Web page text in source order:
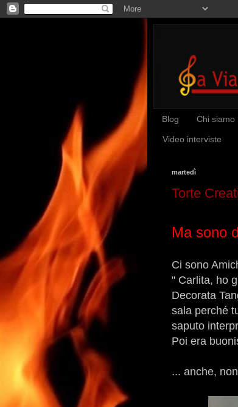
Blog Chi siamo
Video interviste
martedì
Torte
Ma sono
Ci sono
" Carlita, ho
Decorata
sala perché
saputo
Poi era
... anche,